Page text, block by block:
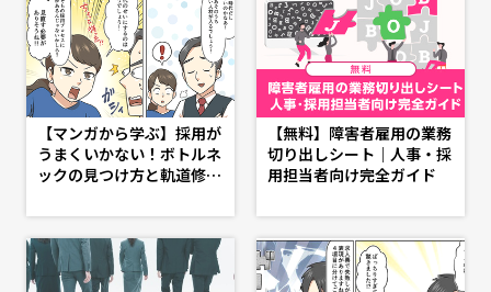
【マンガから学ぶ】採用が
うまくいかない！ボトルネ
ックの見つけ方と軌道修正
【無料】障害者雇用の業務
切り出しシート｜人事・採
用担当者向け完全ガイド